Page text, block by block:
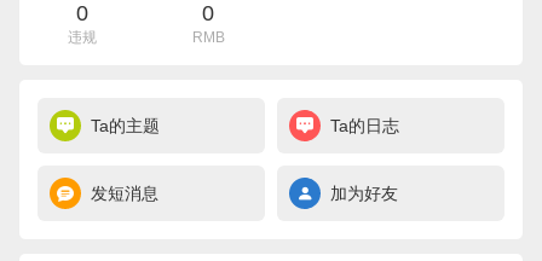
0
违规
0
RMB
Ta的主题 Ta的日志
发短消息 加为好友